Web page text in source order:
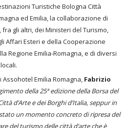
Turistiche Bologna Città
ed Emilia, la collaborazione di
fra gli altri, dei Ministeri del Turismo,
Affari Esteri e della Cooperazione
Regione Emilia-Romagna, e di diversi
Emilia Romagna, Fabrizio
della 25ª edizione della Borsa del
d’Arte e dei Borghi d’Italia, seppur in
un momento concreto di ripresa del